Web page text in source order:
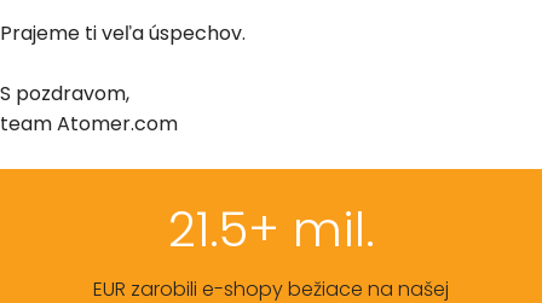
Prajeme ti veľa úspechov.
S pozdravom,
team Atomer.com
21.5+ mil.
EUR zarobili e-shopy bežiace na našej